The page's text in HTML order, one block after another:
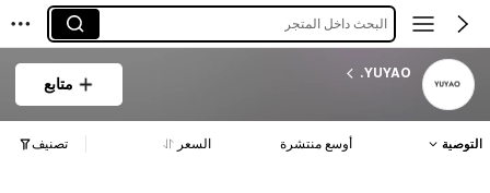
البحث داخل المتجر
YUYAO.
متابع
التوصية أوسع منتشرة السعر تصنيف